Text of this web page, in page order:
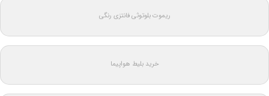
ریموت بلوتوثی فانتزی رنگی
خرید بلیط هواپیما